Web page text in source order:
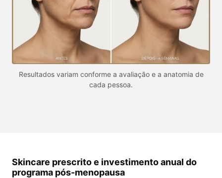
Resultados variam conforme a avaliação e a anatomia de
cada pessoa.
Skincare prescrito e investimento anual do
programa pós-menopausa